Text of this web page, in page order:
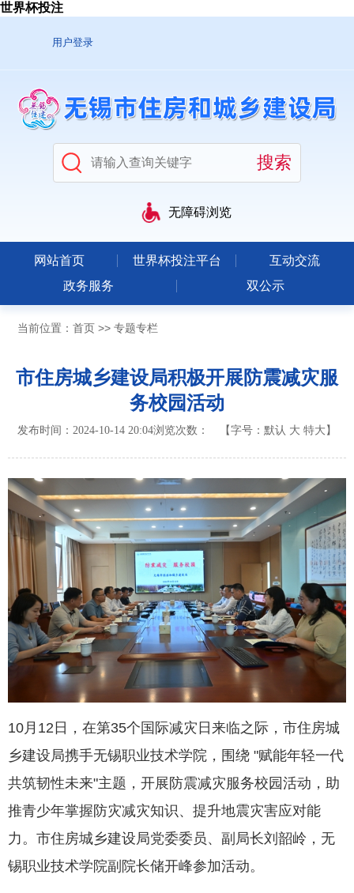
世界杯投注
用户登录
无障碍浏览
网站首页 世界杯投注平台
互动交流
政务服务
双公示
当前位置： 首页>> 专题专栏
市住房城乡建设局积极开展防震减灾服
务校园活动
发布时间：2024-10-14 20:04浏览次数： 【字号： 默认 大 特大 】
10月12日，在第35个国际减灾日来临之际，市住房城
乡建设局携手无锡职业技术学院，围绕 "赋能年轻一代
共筑韧性未来"主题，开展防震减灾服务校园活动，助
推青少年掌握防灾减灾知识、提升地震灾害应对能
力。市住房城乡建设局党委委员、副局长刘韶岭，无
锡职业技术学院副院长储开峰参加活动。